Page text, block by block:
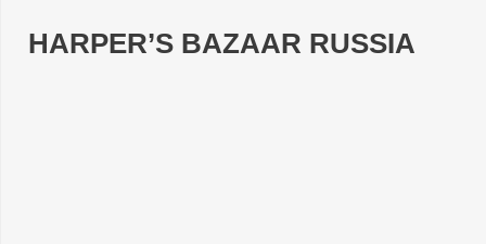
HARPER’S BAZAAR RUSSIA